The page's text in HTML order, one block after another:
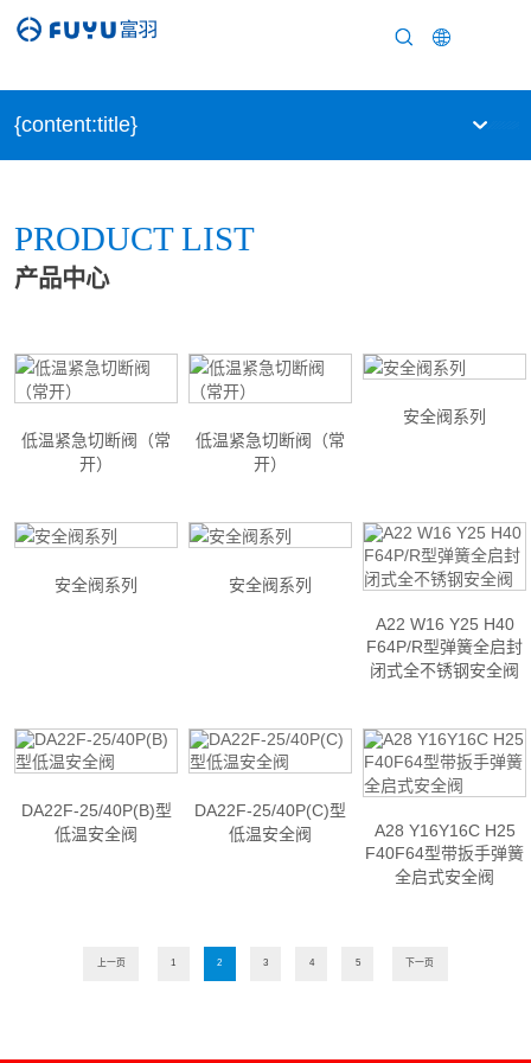
{content:title}
PRODUCT LIST
产品中心
低温紧急切断阀（常
开）
低温紧急切断阀（常
开）
安全阀系列
安全阀系列 安全阀系列
A22 W16 Y25 H40
F64P/R型弹簧全启封
闭式全不锈钢安全阀
DA22F-25/40P(B)型
低温安全阀
DA22F-25/40P(C)型
低温安全阀
A28 Y16Y16C H25
F40F64型带扳手弹簧
全启式安全阀
上一页 1 2 3 4 5 下一页